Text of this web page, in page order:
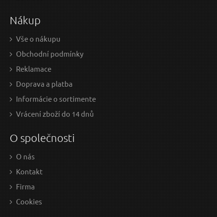
Skladem
135,21 EUR / Ks
109.93 EUR bez DPH
Nákup
Vše o nákupu
Obchodní podmínky
Reklamace
Doprava a platba
Informácie o sortimente
Vrácení zboží do 14 dnů
O společnosti
O nás
Kontakt
Firma
Cookies